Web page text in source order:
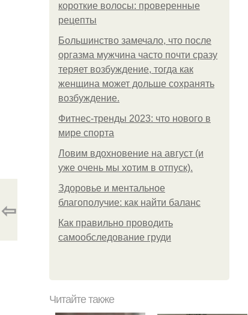
короткие волосы: проверенные
рецепты
Большинство замечало, что после
оргазма мужчина часто почти сразу
теряет возбуждение, тогда как
женщина может дольше сохранять
возбуждение.
Фитнес-тренды 2023: что нового в
мире спорта
Ловим вдохновение на август (и
уже очень мы хотим в отпуск).
Здоровье и ментальное
благополучие: как найти баланс
Как правильно проводить
самообследование груди
⇦
Читайте также